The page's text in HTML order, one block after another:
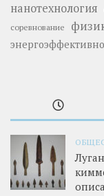
нанотехнология
соревнование